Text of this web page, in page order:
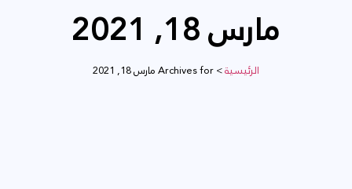
مارس 18, 2021
الرئيسية>Archives for مارس 18, 2021